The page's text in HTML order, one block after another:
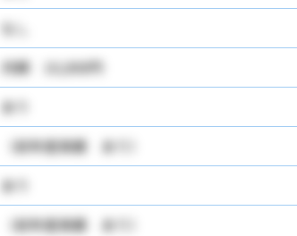
なし
月額 10,000円
あり
（前年度実績 あり）
あり
（前年度実績 あり）